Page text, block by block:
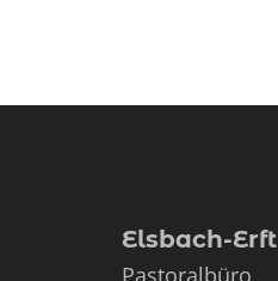
Elsbach-Erft
Pastoralbüro